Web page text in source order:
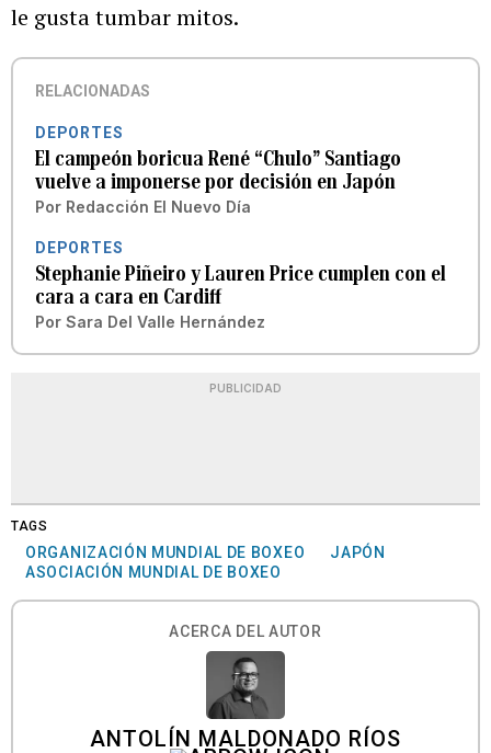
le gusta tumbar mitos.
RELACIONADAS
DEPORTES
El campeón boricua René “Chulo” Santiago
vuelve a imponerse por decisión en Japón
Por Redacción El Nuevo Día
DEPORTES
Stephanie Piñeiro y Lauren Price cumplen con el
cara a cara en Cardiff
Por Sara Del Valle Hernández
PUBLICIDAD
TAGS
ORGANIZACIÓN MUNDIAL DE BOXEO
JAPÓN
ASOCIACIÓN MUNDIAL DE BOXEO
ACERCA DEL AUTOR
ANTOLÍN MALDONADO RÍOS